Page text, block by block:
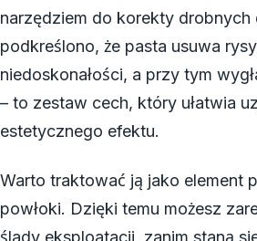
narzędziem do korekty
podkreślono, że pasta usuwa
niedoskonałości, a przy tym
– to zestaw cech, który ułatwia
estetycznego efektu.
Warto traktować ją jako element
powłoki. Dzięki temu możesz
ślady eksploatacji, zanim staną